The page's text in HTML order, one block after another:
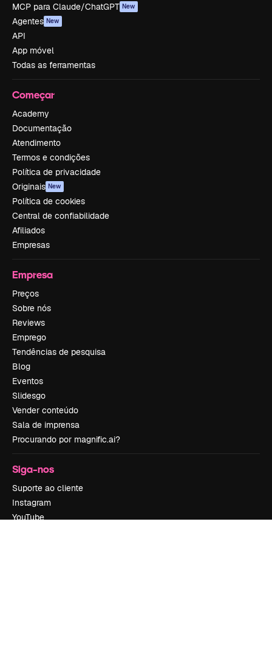
MCP para Claude/ChatGPT New
Agentes New
API
App móvel
Todas as ferramentas
Começar
Academy
Documentação
Atendimento
Termos e condições
Política de privacidade
Originais New
Política de cookies
Central de confiabilidade
Afiliados
Empresas
Empresa
Preços
Sobre nós
Reviews
Emprego
Tendências de pesquisa
Blog
Eventos
Slidesgo
Vender conteúdo
Sala de imprensa
Procurando por magnific.ai?
Siga-nos
Suporte ao cliente
Instagram
YouTube